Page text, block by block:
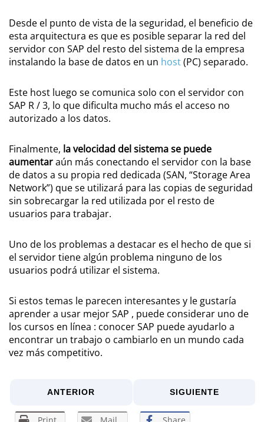
Desde el punto de vista de la seguridad, el beneficio de
esta arquitectura es que es posible separar la red del
servidor con SAP del resto del sistema de la empresa
instalando la base de datos en un host(PC) separado.
Este host luego se comunica solo con el servidor con
SAP R / 3, lo que dificulta mucho más el acceso no
autorizado a los datos.
Finalmente, la velocidad del sistema se puede
aumentaraún más conectando el servidor con la base
de datos a su propia red dedicada (SAN, “Storage Area
Network”) que se utilizará para las copias de seguridad
sin sobrecargar la red utilizada por el resto de
usuarios para trabajar.
Uno de los problemas a destacar es el hecho de que si
el servidor tiene algún problema ninguno de los
usuarios podrá utilizar el sistema.
Si estos temas le parecen interesantes y le gustaría
aprender a usar mejor SAP , puede considerar uno de
los cursos en línea : conocer SAP puede ayudarlo a
encontrar un trabajo o cambiarlo en un mundo cada
vez más competitivo.
ANTERIOR SIGUIENTE